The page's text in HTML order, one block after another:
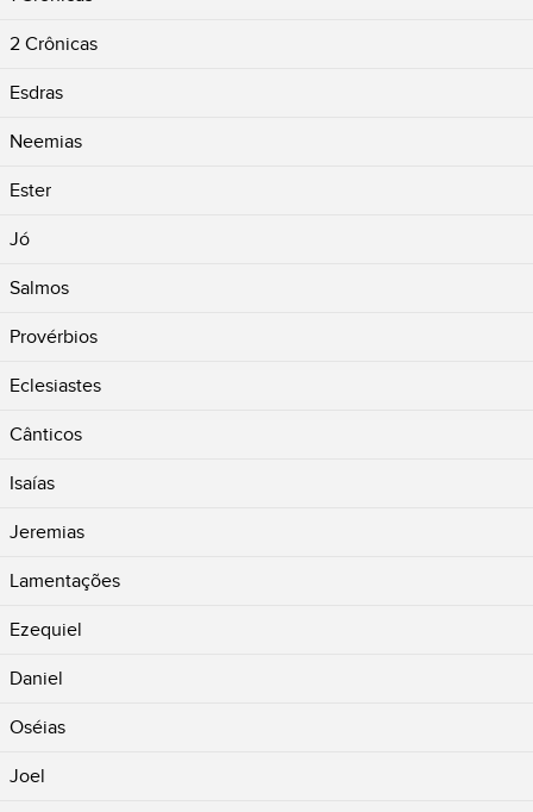
2 Crônicas
Esdras
Neemias
Ester
Jó
Salmos
Provérbios
Eclesiastes
Cânticos
Isaías
Jeremias
Lamentações
Ezequiel
Daniel
Oséias
Joel